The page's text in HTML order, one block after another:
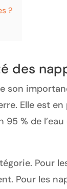
?
des
son
Elle est
% de
Pour
Pour les